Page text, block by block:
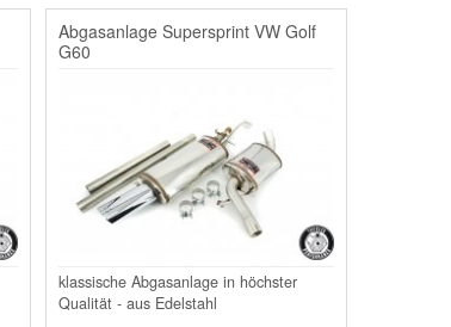
Abgasanlage Supersprint VW Golf
G60
klassische Abgasanlage in höchster
Qualität - aus Edelstahl